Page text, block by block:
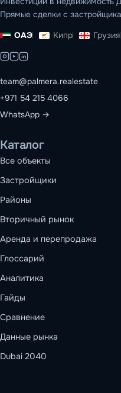
Прямые сделки с
ОАЭ Кипр Грузия
team@palmera.realestate
+971 54 215 4066
WhatsApp →
Каталог
Все объекты
Застройщики
Районы
Вторичный рынок
Аренда и перепродажа
Глоссарий
Аналитика
Гайды
Сравнение
Данные рынка
Dubai 2040